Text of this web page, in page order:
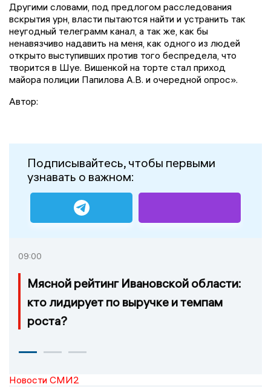
Другими словами, под предлогом расследования
вскрытия урн, власти пытаются найти и устранить так
неугодный телеграмм канал, а так же, как бы
ненавязчиво надавить на меня, как одного из людей
открыто выступивших против того беспредела, что
творится в Шуе. Вишенкой на торте стал приход
майора полиции Папилова А.В. и очередной опрос».
Автор:
Подписывайтесь, чтобы первыми
узнавать о важном:
09:00
Мясной рейтинг Ивановской области:
кто лидирует по выручке и темпам
роста?
Новости СМИ2